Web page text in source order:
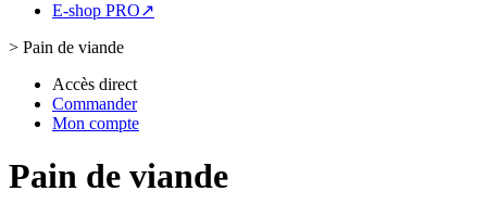
E-shop PRO↗
> Pain de viande
Accès direct
Commander
Mon compte
Pain de viande